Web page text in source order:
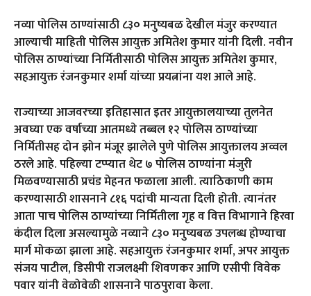
नव्या पोलिस ठाण्यांसाठी ८३० मनुष्यबळ देखील मंजुर करण्यात
आल्याची माहिती पोलिस आयुक्त अमितेश कुमार यांनी दिली. नवीन
पोलिस ठाण्यांच्या निर्मितीसाठी पोलिस आयुक्त अमितेश कुमार,
सहआयुक्त रंजनकुमार शर्मा यांच्या प्रयत्नांना यश आले आहे.
राज्याच्या आजवरच्या इतिहासात इतर आयुक्तालयाच्या तुलनेत
अवघ्या एक वर्षाच्या आतमध्ये तब्बल १२ पोलिस ठाण्यांच्या
निर्मितीसह दोन झोन मंजूर झालेले पुणे पोलिस आयुक्तालय अव्वल
ठरले आहे. पहिल्या टप्प्यात थेट ७ पोलिस ठाण्यांना मंजुरी
मिळवण्यासाठी प्रचंड मेहनत फळाला आली. त्याठिकाणी काम
करण्यासाठी शासनाने ८१६ पदांची मान्यता दिली होती. त्यानंतर
आता पाच पोलिस ठाण्यांच्या निर्मितीला गृह व वित्त विभागाने हिरवा
कंदील दिला असल्यामुळे नव्याने ८३० मनुष्यबळ उपलब्ध होण्याचा
मार्ग मोकळा झाला आहे. सहआयुक्त रंजनकुमार शर्मा, अपर आयुक्त
संजय पाटील, डिसीपी राजलक्ष्मी शिवणकर आणि एसीपी विवेक
पवार यांनी वेळोवेळी शासनाने पाठपुरावा केला.